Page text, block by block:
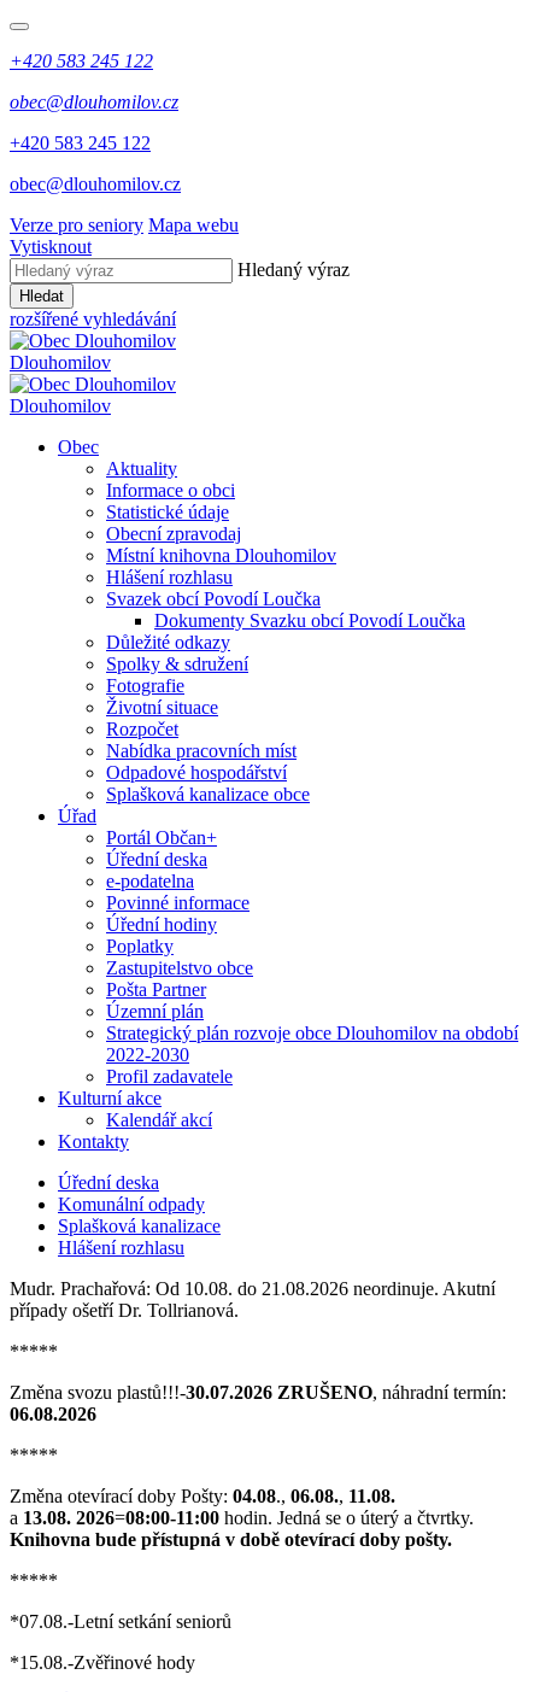
+420 583 245 122
obec@dlouhomilov.cz
+420 583 245 122
obec@dlouhomilov.cz
Verze pro seniory Mapa webu
Vytisknout
Hledaný výraz
Hledat
rozšířené vyhledávání
Dlouhomilov
Dlouhomilov
Obec
Aktuality
Informace o obci
Statistické údaje
Obecní zpravodaj
Místní knihovna Dlouhomilov
Hlášení rozhlasu
Svazek obcí Povodí Loučka
Dokumenty Svazku obcí Povodí Loučka
Důležité odkazy
Spolky & sdružení
Fotografie
Životní situace
Rozpočet
Nabídka pracovních míst
Odpadové hospodářství
Splašková kanalizace obce
Úřad
Portál Občan+
Úřední deska
e-podatelna
Povinné informace
Úřední hodiny
Poplatky
Zastupitelstvo obce
Pošta Partner
Územní plán
Strategický plán rozvoje obce Dlouhomilov na období
2022-2030
Profil zadavatele
Kulturní akce
Kalendář akcí
Kontakty
Úřední deska
Komunální odpady
Splašková kanalizace
Hlášení rozhlasu
Mudr. Prachařová: Od 10.08. do 21.08.2026 neordinuje. Akutní
případy ošetří Dr. Tollrianová.
*****
Změna svozu plastů!!!-30.07.2026 ZRUŠENO, náhradní termín:
06.08.2026
*****
Změna otevírací doby Pošty: 04.08., 06.08., 11.08.
a 13.08. 2026=08:00-11:00 hodin. Jedná se o úterý a čtvrtky.
Knihovna bude přístupná v době otevírací doby pošty.
*****
*07.08.-Letní setkání seniorů
*15.08.-Zvěřinové hody